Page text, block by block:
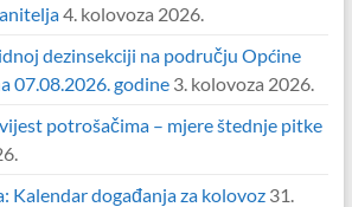
4. kolovoza 2026.
dezinsekciji na području Općine
07.08.2026. godine 3. kolovoza 2026.
potrošačima – mjere štednje pitke
Kalendar događanja za kolovoz 31.